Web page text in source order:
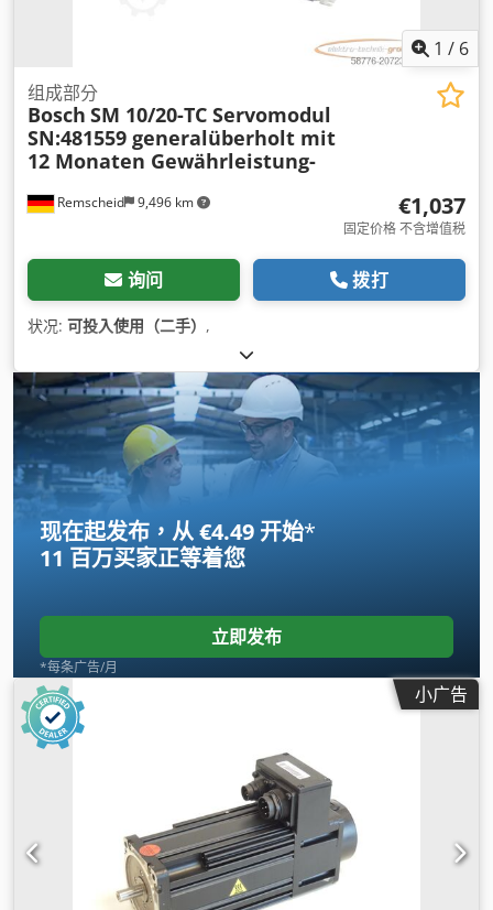
1 / 6
Remscheid 9,496 km
组成部分
Bosch SM 10/20-TC Servomodul
SN:481559 generalüberholt mit
12 Monaten Gewährleistung-
€1,037
固定价格 不含增值税
询问 拨打
状况: 可投入使用（二手） ,
现在起发布，从 €4.49 开始*
11 百万买家正等着您
立即发布
*每条广告/月
小广告